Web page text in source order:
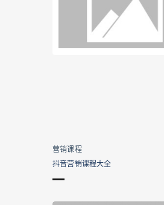
营销课程
抖音营销课程大全